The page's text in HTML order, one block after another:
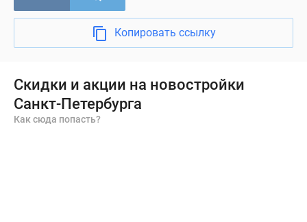
Копировать ссылку
Скидки и акции на новостройки
Санкт-Петербурга
Как сюда попасть?